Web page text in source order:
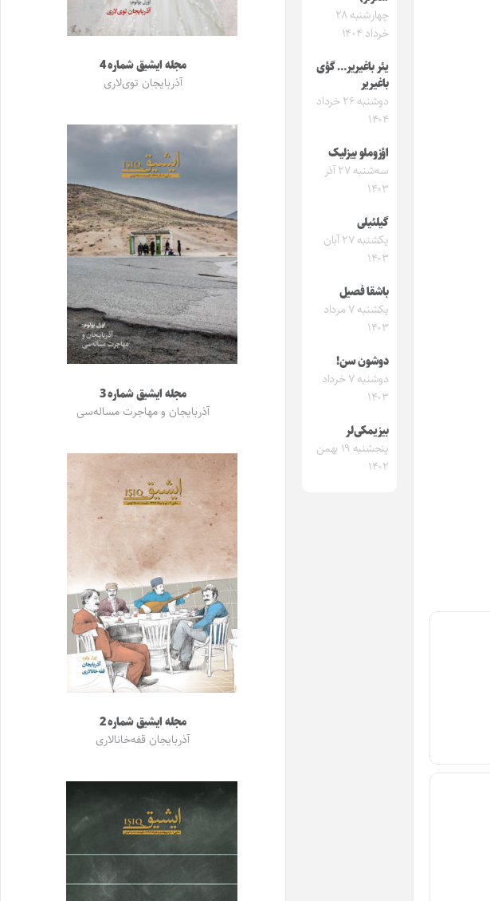
چهارشنبه ۲۸
خرداد ۱۴۰۴
یئر باغیریر… گؤی
باغیریر
دوشنبه ۲۶ خرداد
۱۴۰۴
اؤزوملو بیزلیک
سه‌شنبه ۲۷ آذر
۱۴۰۳
گیلئیلی
یکشنبه ۲۷ آبان
۱۴۰۳
باشقا فصیل
یکشنبه ۷ مرداد
۱۴۰۳
دوشون سن!
دوشنبه ۷ خرداد
۱۴۰۳
بیزیمکی‌لر
پنجشنبه ۱۹ بهمن
۱۴۰۲
مجله ایشیق شماره 4
آذربایجان توی‌لاری
مجله ایشیق شماره 3
آذربایجان و مهاجرت مساله‌سی
مجله ایشیق شماره 2
آذربایجان قفه‌خانالاری